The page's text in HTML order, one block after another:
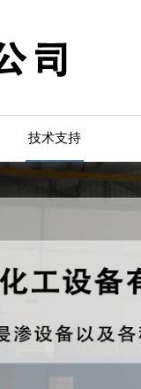
技术支持